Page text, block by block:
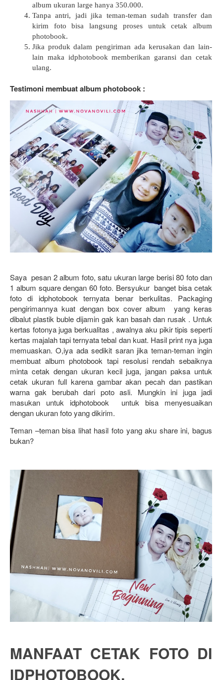
album ukuran large hanya 350.000.
Tanpa antri, jadi jika teman-teman sudah transfer dan
kirim foto bisa langsung proses untuk cetak album
photobook.
Jika produk dalam pengiriman ada kerusakan dan lain-
lain maka idphotobook memberikan garansi dan cetak
ulang.
Testimoni membuat album photobook :
Saya  pesan 2 album foto, satu ukuran large berisi 80 foto dan
1 album square dengan 60 foto. Bersyukur  banget bisa cetak
foto di idphotobook ternyata benar berkulitas. Packaging
pengirimannya kuat dengan box cover album  yang keras
dibalut plastik buble dijamin gak kan basah dan rusak . Untuk
kertas fotonya juga berkualitas , awalnya aku pikir tipis seperti
kertas majalah tapi ternyata tebal dan kuat. Hasil print nya juga
memuaskan. O,iya ada sedikit saran jika teman-teman ingin
membuat album photobook tapi resolusi rendah sebaiknya
minta cetak dengan ukuran kecil juga, jangan paksa untuk
cetak ukuran full karena gambar akan pecah dan pastikan
warna gak berubah dari poto asli. Mungkin ini juga jadi
masukan untuk idphotobook  untuk bisa menyesuaikan
dengan ukuran foto yang dikirim.
Teman –teman bisa lihat hasil foto yang aku share ini, bagus
bukan?
MANFAAT CETAK FOTO DI
IDPHOTOBOOK.